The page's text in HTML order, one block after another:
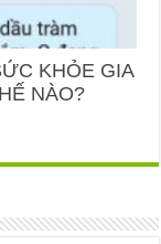
KHỎE GIA
NÀO?